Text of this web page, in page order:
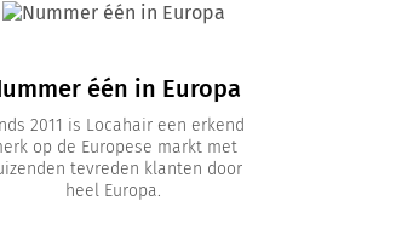
één in Europa
2011 is Locahair een erkend
op de Europese markt met
tevreden klanten door
heel Europa.